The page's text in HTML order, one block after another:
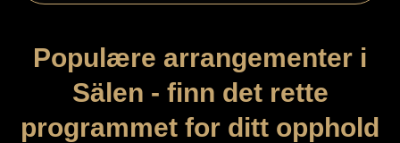
Populære arrangementer i
Sälen - finn det rette
programmet for ditt opphold